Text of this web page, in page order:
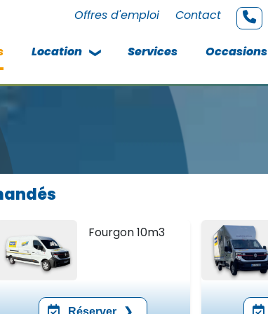
Offres d'emploi Contact
Location Services Occasions
Fourgon 10m3